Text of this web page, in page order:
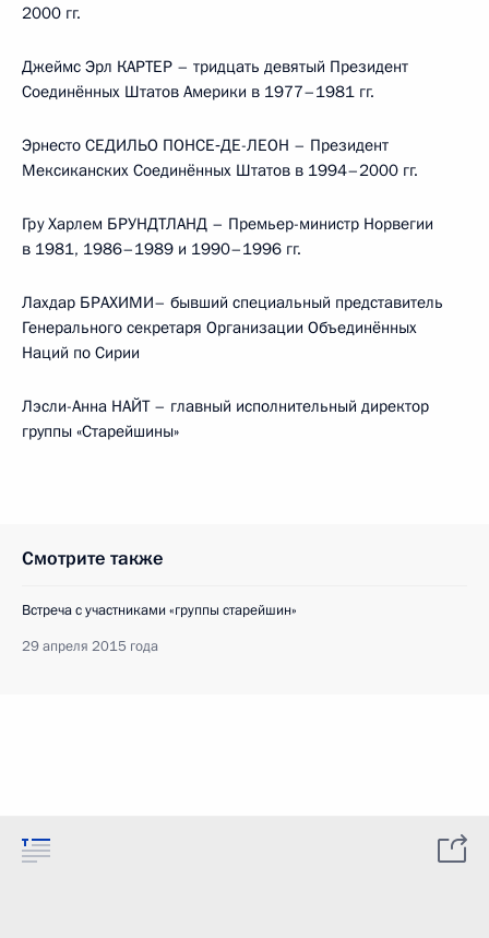
2000 гг.
Джеймс Эрл КАРТЕР – тридцать девятый Президент
Соединённых Штатов Америки в 1977–1981 гг.
Эрнесто СЕДИЛЬО ПОНСЕ‑ДЕ-ЛЕОН – Президент
Мексиканских Соединённых Штатов в 1994–2000 гг.
Гру Харлем БРУНДТЛАНД – Премьер-министр Норвегии
в 1981, 1986–1989 и 1990–1996 гг.
Лахдар БРАХИМИ– бывший специальный представитель
Генерального секретаря Организации Объединённых
Наций по Сирии
Лэсли-Анна НАЙТ – главный исполнительный директор
группы «Старейшины»
Смотрите также
Встреча с участниками «группы старейшин»
29 апреля 2015 года